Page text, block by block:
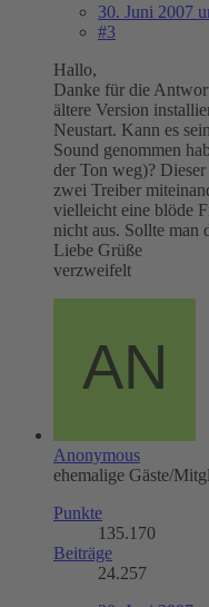
30. Juni 2007
#3
Hallo,
Danke für die
ältere Version
Neustart. Kann es
Sound genommen
der Ton weg)?
zwei Treiber
vielleicht eine blöde
nicht aus. Sollte man
Liebe Grüße
verzweifelt
Anonymous
ehemalige Gäste/
Punkte
135.170
Beiträge
24.257